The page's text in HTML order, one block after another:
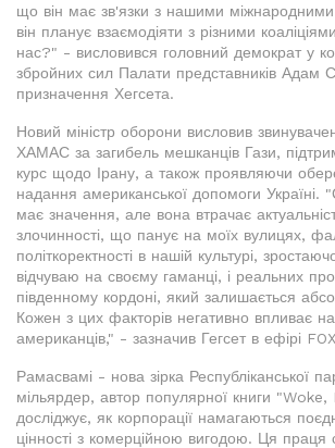
що він має зв'язки з нашими
він планує взаємодіяти з різними
нас?" - висловився головний демократ у
збройних сил Палати представників Адам
призначення Хегсета.
Новий міністр оборони висловив
ХАМАС за загибель мешканців Гази,
курс щодо Ірану, а також проявляючи
надання американської допомоги Україні.
має значення, але вона втрачає
злочинності, що панує на моїх вулицях,
політкоректності в нашій культурі,
відчуваю на своєму гаманці, і реальних
південному кордоні, який залишається
Кожен з цих факторів негативно впливає
американців," - зазначив Гегсет в ефірі
Рамасвамі - нова зірка Республіканської
мільярдер, автор популярної книги "Woke,
досліджує, як корпорації намагаються
цінності з комерційною вигодою. Ця